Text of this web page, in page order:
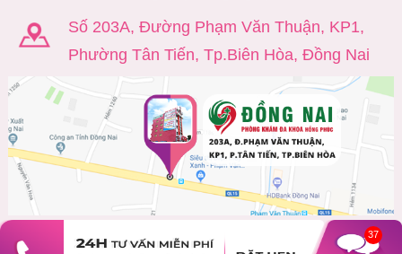
Số 203A, Đường Phạm Văn Thuận, KP1,
Phường Tân Tiến, Tp.Biên Hòa, Đồng Nai
37